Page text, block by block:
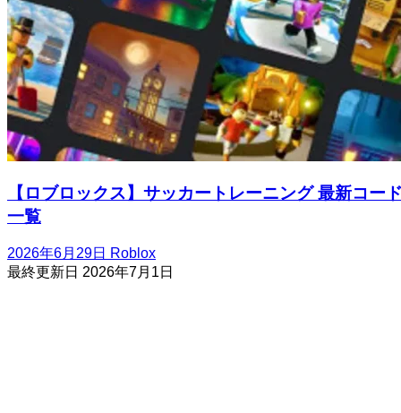
【ロブロックス】サッカートレーニング 最新コー
一覧
2026年6月29日 Roblox
最終更新日 2026年7月1日